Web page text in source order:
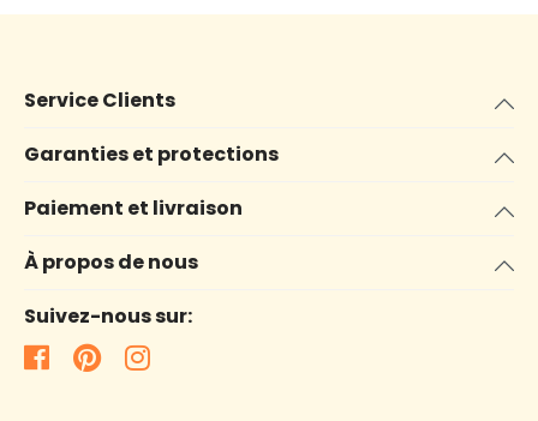
Service Clients
Garanties et protections
Paiement et livraison
À propos de nous
Suivez-nous sur: